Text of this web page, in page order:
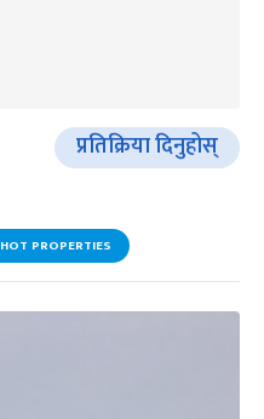
प्रतिक्रिया दिनुहोस्
HOT PROPERTIES